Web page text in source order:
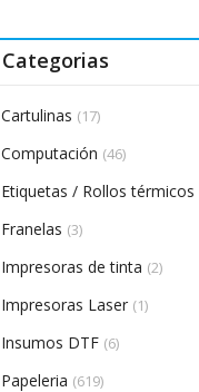
Categorias
Cartulinas (17)
Computación (46)
Etiquetas / Rollos térmicos
Franelas (3)
Impresoras de tinta (2)
Impresoras Laser (1)
Insumos DTF (6)
Papeleria (619)